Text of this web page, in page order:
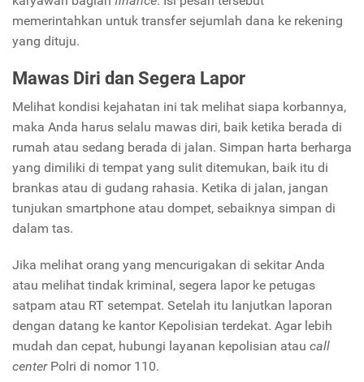
memerintahkan untuk transfer sejumlah dana ke rekening
yang dituju.
Mawas Diri dan Segera Lapor
Melihat kondisi kejahatan ini tak melihat siapa korbannya,
maka Anda harus selalu mawas diri, baik ketika berada di
rumah atau sedang berada di jalan. Simpan harta berharga
yang dimiliki di tempat yang sulit ditemukan, baik itu di
brankas atau di gudang rahasia. Ketika di jalan, jangan
tunjukan smartphone atau dompet, sebaiknya simpan di
dalam tas.
Jika melihat orang yang mencurigakan di sekitar Anda
atau melihat tindak kriminal, segera lapor ke petugas
satpam atau RT setempat. Setelah itu lanjutkan laporan
dengan datang ke kantor Kepolisian terdekat. Agar lebih
mudah dan cepat, hubungi layanan kepolisian atau call
centerPolri di nomor 110.